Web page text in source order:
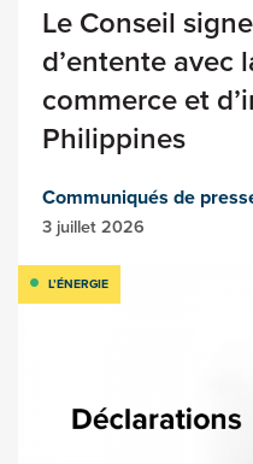
Le Conseil
d’entente avec
commerce et
Philippines
Communiqués de
3 juillet 2026
L’ÉNERGIE